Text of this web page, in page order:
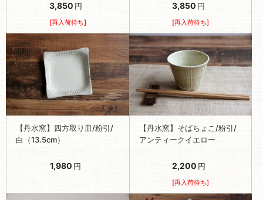
3,850 円
[再入荷待ち]
3,850 円
[再入荷待ち]
【丹水窯】四方取り皿/粉引/
白（13.5cm）
1,980 円
【丹水窯】そばちょこ/粉引/
アンティークイエロー
2,200 円
[再入荷待ち]